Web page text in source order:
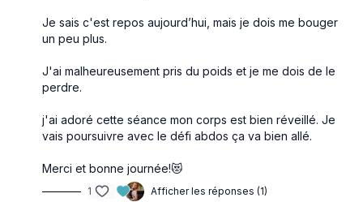
Je sais c'est repos aujourd’hui, mais je dois me bouger
un peu plus.
J'ai malheureusement pris du poids et je me dois de le
perdre.
j'ai adoré cette séance mon corps est bien réveillé. Je
vais poursuivre avec le défi abdos ça va bien allé.
Merci et bonne journée!😻
1 Afficher les réponses (1)